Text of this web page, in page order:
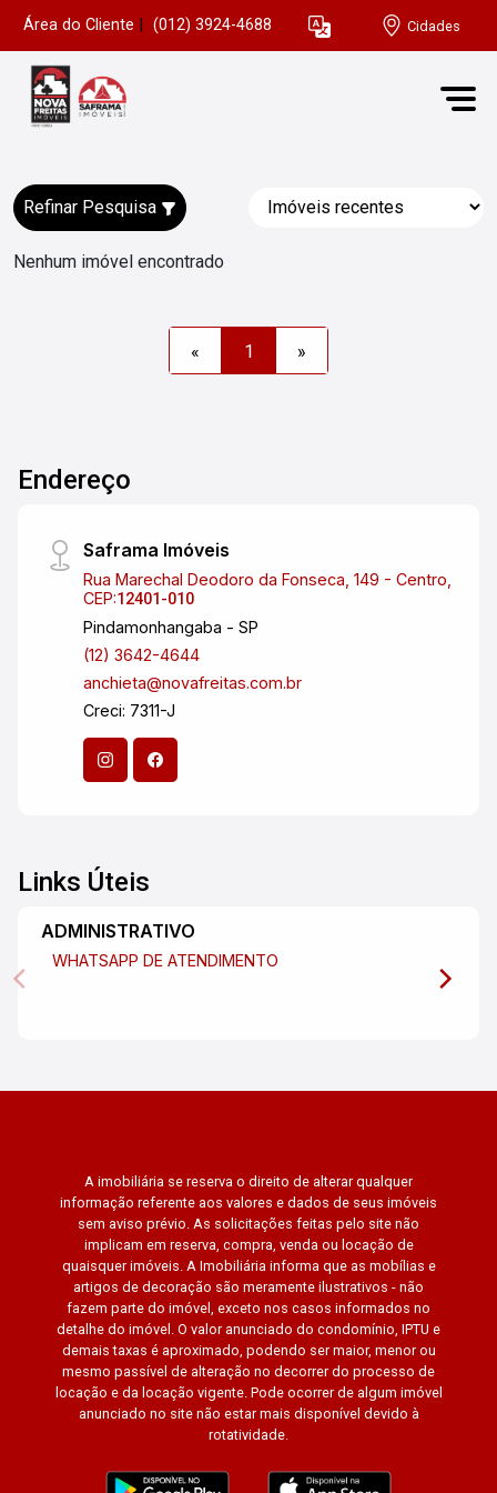
Área do Cliente (012) 3924-4688 Cidades
Refinar Pesquisa
Nenhum imóvel encontrado
« 1 »
Endereço
Saframa Imóveis
Rua Marechal Deodoro da Fonseca, 149 - Centro,
CEP:12401-010
Pindamonhangaba - SP
(12) 3642-4644
anchieta@novafreitas.com.br
Creci: 7311-J
Links Úteis
ADMINISTRATIVO
WHATSAPP DE ATENDIMENTO
A imobiliária se reserva o direito de alterar qualquer
informação referente aos valores e dados de seus imóveis
sem aviso prévio. As solicitações feitas pelo site não
implicam em reserva, compra, venda ou locação de
quaisquer imóveis. A Imobiliária informa que as mobílias e
artigos de decoração são meramente ilustrativos - não
fazem parte do imóvel, exceto nos casos informados no
detalhe do imóvel. O valor anunciado do condomínio, IPTU e
demais taxas é aproximado, podendo ser maior, menor ou
mesmo passível de alteração no decorrer do processo de
locação e da locação vigente. Pode ocorrer de algum imóvel
anunciado no site não estar mais disponível devido à
rotatividade.